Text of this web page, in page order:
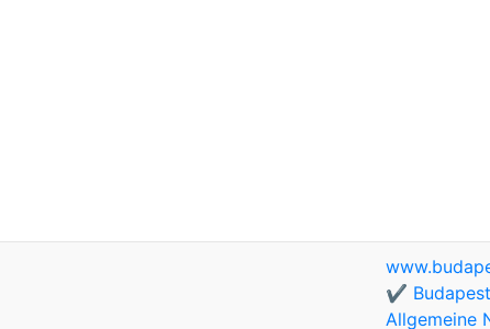
✔️ Budapest
Allgemeine